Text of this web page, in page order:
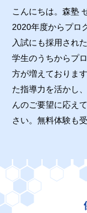
こんにちは。森塾
2020年度からプロ
入試にも採用され
学生のうちからプ
方が増えておりま
た指導力を活かし
んのご要望に応え
さい。無料体験も